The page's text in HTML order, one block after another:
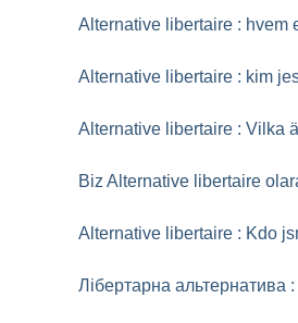
Alternative libertaire : hvem
Alternative libertaire : kim
Alternative libertaire : Vilka
Biz Alternative libertaire
Alternative libertaire : Kdo
Лібертарна альтернатива